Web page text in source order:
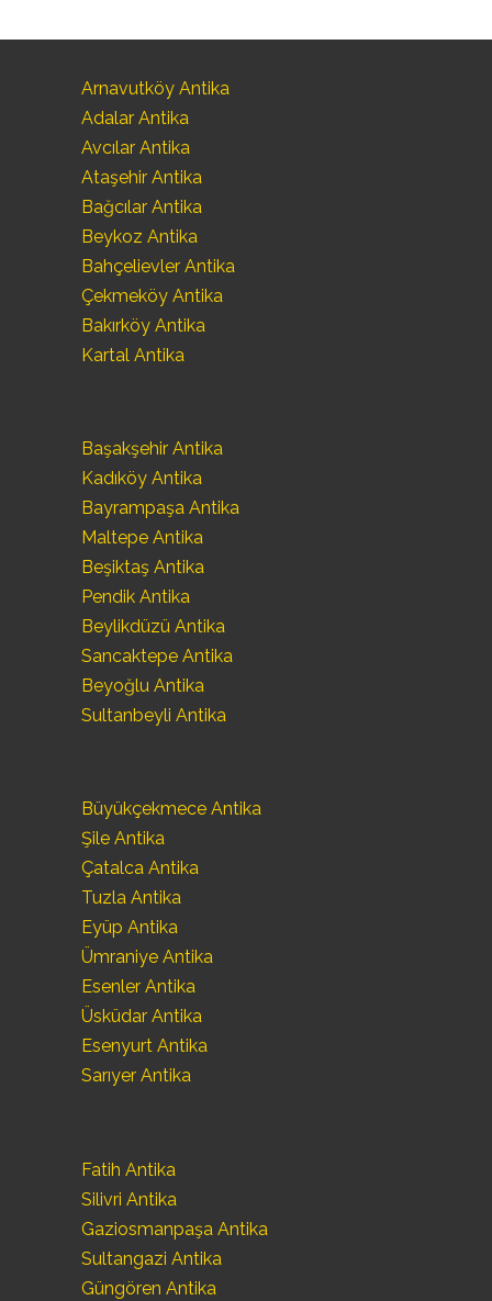
Arnavutköy Antika
Adalar Antika
Avcılar Antika
Ataşehir Antika
Bağcılar Antika
Beykoz Antika
Bahçelievler Antika
Çekmeköy Antika
Bakırköy Antika
Kartal Antika
Başakşehir Antika
Kadıköy Antika
Bayrampaşa Antika
Maltepe Antika
Beşiktaş Antika
Pendik Antika
Beylikdüzü Antika
Sancaktepe Antika
Beyoğlu Antika
Sultanbeyli Antika
Büyükçekmece Antika
Şile Antika
Çatalca Antika
Tuzla Antika
Eyüp Antika
Ümraniye Antika
Esenler Antika
Üsküdar Antika
Esenyurt Antika
Sarıyer Antika
Fatih Antika
Silivri Antika
Gaziosmanpaşa Antika
Sultangazi Antika
Güngören Antika